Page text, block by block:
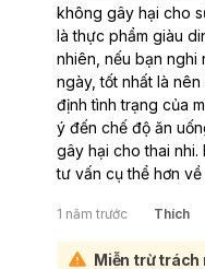
không gây hại cho
là thực phẩm giàu
nhiên, nếu bạn nghi
ngày, tốt nhất là
định tình trạng của
ý đến chế độ ăn
gây hại cho thai
tư vấn cụ thể hơn
1 năm trước Thích
Miễn trừ trách